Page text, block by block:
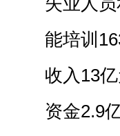
能培训
收入13
资金2.9